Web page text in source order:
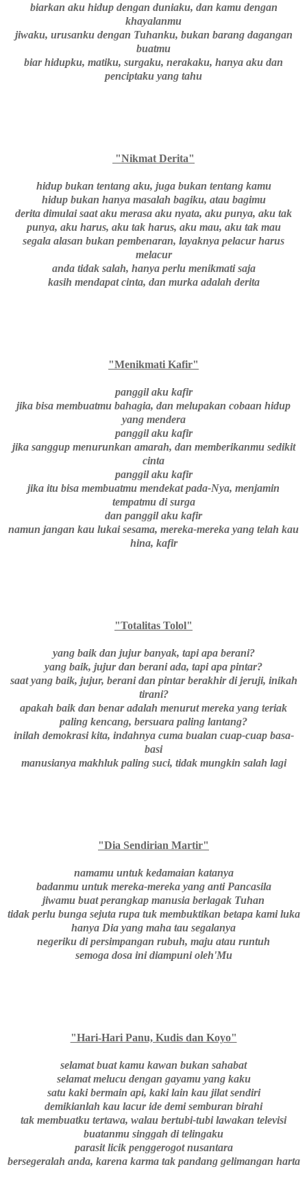
biarkan aku hidup dengan duniaku, dan kamu dengan
khayalanmu
jiwaku, urusanku dengan Tuhanku, bukan barang dagangan
buatmu
biar hidupku, matiku, surgaku, nerakaku, hanya aku dan
penciptaku yang tahu
"Nikmat Derita"
hidup bukan tentang aku, juga bukan tentang kamu
hidup bukan hanya masalah bagiku, atau bagimu
derita dimulai saat aku merasa aku nyata, aku punya, aku tak
punya, aku harus, aku tak harus, aku mau, aku tak mau
segala alasan bukan pembenaran, layaknya pelacur harus
melacur
anda tidak salah, hanya perlu menikmati saja
kasih mendapat cinta, dan murka adalah derita
"Menikmati Kafir"
panggil aku kafir
jika bisa membuatmu bahagia, dan melupakan cobaan hidup
yang mendera
panggil aku kafir
jika sanggup menurunkan amarah, dan memberikanmu sedikit
cinta
panggil aku kafir
jika itu bisa membuatmu mendekat pada-Nya, menjamin
tempatmu di surga
dan panggil aku kafir
namun jangan kau lukai sesama, mereka-mereka yang telah kau
hina, kafir
"Totalitas Tolol"
yang baik dan jujur banyak, tapi apa berani?
yang baik, jujur dan berani ada, tapi apa pintar?
saat yang baik, jujur, berani dan pintar berakhir di jeruji, inikah
tirani?
apakah baik dan benar adalah menurut mereka yang teriak
paling kencang, bersuara paling lantang?
inilah demokrasi kita, indahnya cuma bualan cuap-cuap basa-
basi
manusianya makhluk paling suci, tidak mungkin salah lagi
"Dia Sendirian Martir"
namamu untuk kedamaian katanya
badanmu untuk mereka-mereka yang anti Pancasila
jiwamu buat perangkap manusia berlagak Tuhan
tidak perlu bunga sejuta rupa tuk membuktikan betapa kami luka
hanya Dia yang maha tau segalanya
negeriku di persimpangan rubuh, maju atau runtuh
semoga dosa ini diampuni oleh'Mu
"Hari-Hari Panu, Kudis dan Koyo"
selamat buat kamu kawan bukan sahabat
selamat melucu dengan gayamu yang kaku
satu kaki bermain api, kaki lain kau jilat sendiri
demikianlah kau lacur ide demi semburan birahi
tak membuatku tertawa, walau bertubi-tubi lawakan televisi
buatanmu singgah di telingaku
parasit licik penggerogot nusantara
bersegeralah anda, karena karma tak pandang gelimangan harta